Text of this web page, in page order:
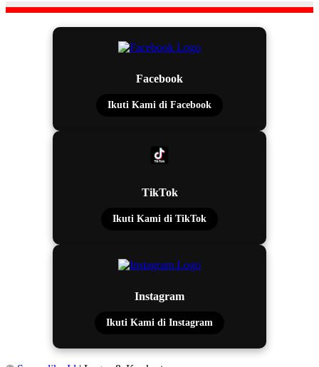
Facebook
Ikuti Kami di Facebook
TikTok
Ikuti Kami di TikTok
Instagram
Ikuti Kami di Instagram